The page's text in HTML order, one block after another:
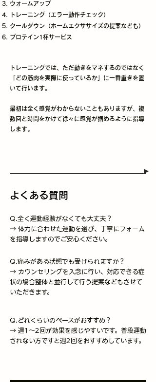
ウォームアップ
トレーニング（エラー動作チェック）
クールダウン（ホームエクササイズの提案なども）
プロテイン1杯サービス
トレーニングでは、ただ動きをマネするのではなく
「どの筋肉を実際に使っているか」に一番重きを置
いて行います。
​最初は全く感覚がわからないこともありますが、複
数回と時間をかけて徐々に感覚が掴めるように指導
します。
よくある質問
Q.全く運動経験がなくても大丈夫？
​→ 体力に合わせた運動を選び、丁寧にフォーム
を指導しますのでご安心ください。
Q.痛みがある状態でも受けられますか？
​→ カウンセリングを入念に行い、対応できる症
状の場合整体と並行して行う提案などもさせて
いただきます。
Q.どれくらいのペースがおすすめ？
​→ 週1～2回が効果を感じやすいです。普段運動
されない方ですと週2回をおすすめしています。